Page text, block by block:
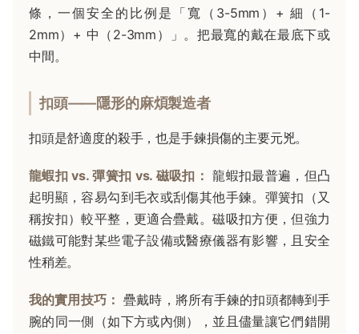
條，一個安全的比例是「寬（3-5mm）+ 細（1-
2mm）+ 中（2-3mm）」。把最寬的戴在最底下或
中間。
扣頭——隱形的麻煩製造者
扣頭是舒適度的殺手，也是手鍊損傷的主要元兇。
龍蝦扣 vs. 彈簧扣 vs. 磁吸扣： 龍蝦扣最普遍，但凸
起明顯，容易勾到毛衣或刮傷其他手鍊。彈簧扣（又
稱按扣）較平整，更適合疊戴。磁吸扣方便，但強力
磁鐵可能對某些電子設備或醫療儀器有影響，且安全
性稍差。
我的實用技巧： 疊戴時，將所有手鍊的扣頭都轉到手
腕的同一側（如下方或內側），並且儘量讓它們錯開